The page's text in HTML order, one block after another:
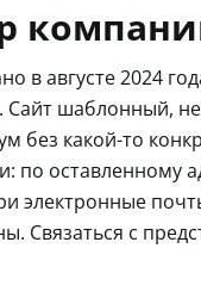
в августе 2024
Сайт шаблонный,
какой-то
оставленному
электронные
Связаться с